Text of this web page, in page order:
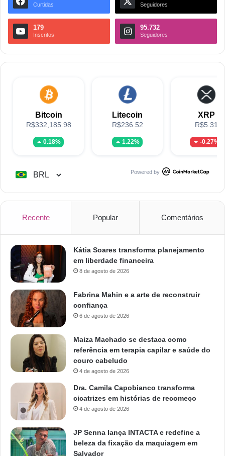
Curtidas Seguidores
179
Inscritos
95.732
Seguidores
Bitcoin
R$332,185.98
0.18%
Litecoin
R$236.52
1.22%
XRP
R$5.31
-0.27%
Powered by
Recente Popular Comentários
Kátia Soares transforma planejamento
em liberdade financeira
8 de agosto de 2026
Fabrina Mahin e a arte de reconstruir
confiança
6 de agosto de 2026
Maiza Machado se destaca como
referência em terapia capilar e saúde do
couro cabeludo
4 de agosto de 2026
Dra. Camila Capobianco transforma
cicatrizes em histórias de recomeço
4 de agosto de 2026
JP Senna lança INTACTA e redefine a
beleza da fixação da maquiagem em
Salvador